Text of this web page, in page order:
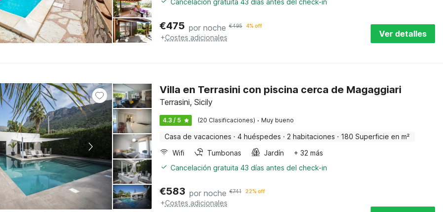
Cancelación gratuita 43 días antes del check-in
€475 por noche €495 4% off
+Costes adicionales Ver detalles
Villa en Terrasini con piscina cerca de Magaggiari
Terrasini, Sicily
4.3 / 5 (20 Clasificaciones) · Muy bueno
Casa de vacaciones · 4 huéspedes · 2 habitaciones · 180 Superficie en m²
Wifi
Tumbonas Jardín
+ 32 más
Cancelación gratuita 43 días antes del check-in
€583 por noche €741 22% off
+Costes adicionales